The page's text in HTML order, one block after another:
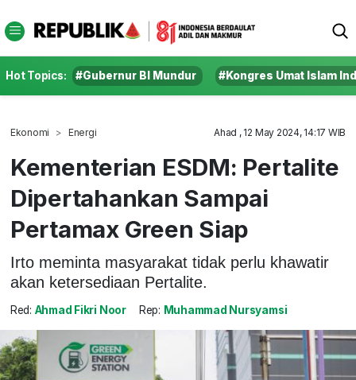
Hot Topics: #Gubernur BI Mundur #Kongres Umat Islam
Ekonomi Energi Ahad , 12 May 2024, 14:17 WIB
Kementerian ESDM: Pertalite
Dipertahankan Sampai
Pertamax Green Siap
Irto meminta masyarakat tidak perlu khawatir
akan ketersediaan Pertalite.
Red: Ahmad Fikri Noor Rep: Muhammad Nursyamsi